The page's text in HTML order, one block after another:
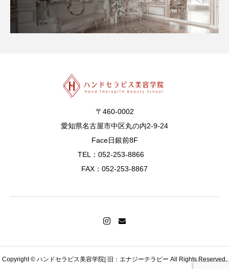
〒460-0002
愛知県名古屋市中区丸の内2-9-24
Face日銀前8F
TEL：052-253-8866
FAX：052-253-8867
Copyright © ハンドセラピス美容学院| 旧：エナジーテラピー All Rights Reserved.